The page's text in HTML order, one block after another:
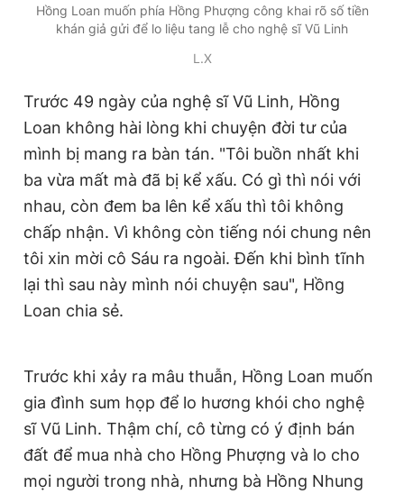
Hồng Loan muốn phía Hồng Phượng công khai rõ số tiền
khán giả gửi để lo liệu tang lễ cho nghệ sĩ Vũ Linh
L.X
Trước 49 ngày của nghệ sĩ Vũ Linh, Hồng
Loan không hài lòng khi chuyện đời tư của
mình bị mang ra bàn tán. "Tôi buồn nhất khi
ba vừa mất mà đã bị kể xấu. Có gì thì nói với
nhau, còn đem ba lên kể xấu thì tôi không
chấp nhận. Vì không còn tiếng nói chung nên
tôi xin mời cô Sáu ra ngoài. Đến khi bình tĩnh
lại thì sau này mình nói chuyện sau", Hồng
Loan chia sẻ.
Trước khi xảy ra mâu thuẫn, Hồng Loan muốn
gia đình sum họp để lo hương khói cho nghệ
sĩ Vũ Linh. Thậm chí, cô từng có ý định bán
đất để mua nhà cho Hồng Phượng và lo cho
mọi người trong nhà, nhưng bà Hồng Nhung